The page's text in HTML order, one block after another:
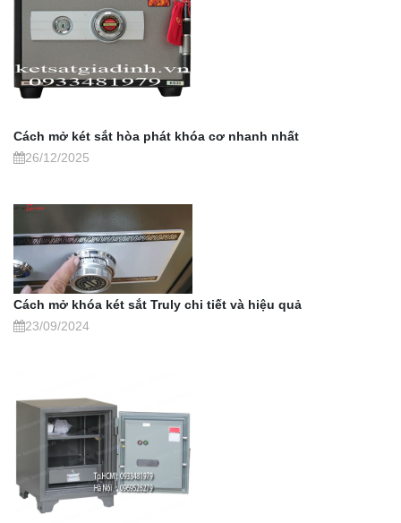
Cách mở két sắt hòa phát khóa cơ nhanh nhất
26/12/2025
Cách mở khóa két sắt Truly chi tiết và hiệu quả
23/09/2024